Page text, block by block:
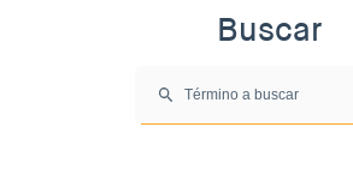
Buscar